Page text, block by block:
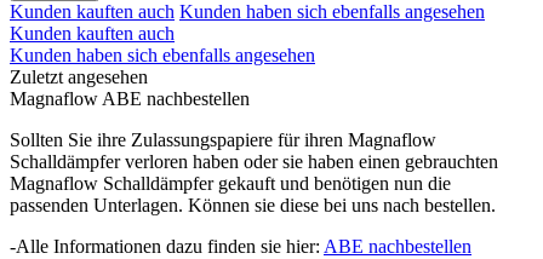
Kunden kauften auch Kunden haben sich ebenfalls angesehen
Kunden kauften auch
Kunden haben sich ebenfalls angesehen
Zuletzt angesehen
Magnaflow ABE nachbestellen
Sollten Sie ihre Zulassungspapiere für ihren Magnaflow
Schalldämpfer verloren haben oder sie haben einen gebrauchten
Magnaflow Schalldämpfer gekauft und benötigen nun die
passenden Unterlagen. Können sie diese bei uns nach bestellen.
-Alle Informationen dazu finden sie hier: ABE nachbestellen